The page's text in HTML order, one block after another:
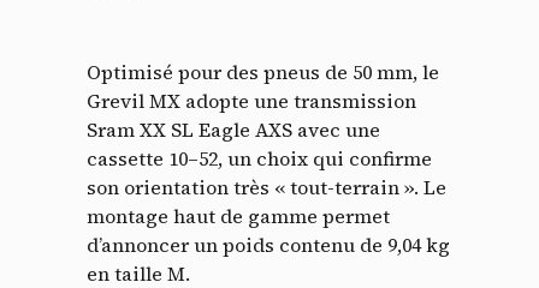
Optimisé pour des pneus de 50 mm, le
Grevil MX adopte une transmission
Sram XX SL Eagle AXS avec une
cassette 10–52, un choix qui confirme
son orientation très « tout-terrain ». Le
montage haut de gamme permet
d’annoncer un poids contenu de 9,04 kg
en taille M.